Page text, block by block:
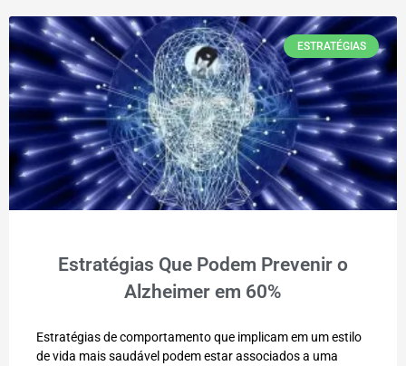
ESTRATÉGIAS
Estratégias Que Podem Prevenir o
Alzheimer em 60%
Estratégias de comportamento que implicam em um estilo
de vida mais saudável podem estar associados a uma